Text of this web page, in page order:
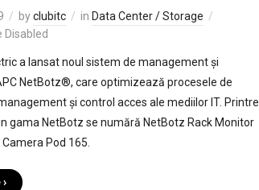
byclubitc in Data Center / Storage
Disabled
a lansat noul sistem de management și
NetBotz®, care optimizează procesele de
și control acces ale mediilor IT. Printre
gama NetBotz se numără NetBotz Rack Monitor
Pod 165.